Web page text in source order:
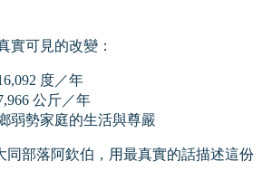
實可見的改變：
度／年
公斤／年
弱勢家庭的生活與尊嚴
同部落阿欽伯，用最真實的話描述這份